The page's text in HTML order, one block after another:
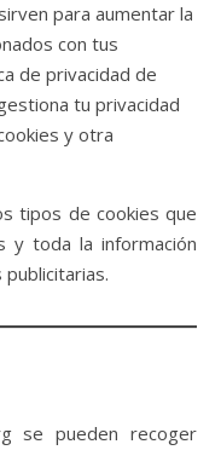
para aumentar la
con tus
de privacidad de
tu privacidad
y otra
tipos de cookies que
y toda la información
se pueden recoger